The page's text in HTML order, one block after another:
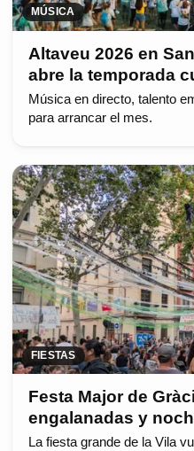
MÚSICA
Altaveu 2026 en
abre la temporada
Música en directo, talento
para arrancar el mes.
FIESTAS
Festa Major de
engalanadas y
La fiesta grande de la Vila